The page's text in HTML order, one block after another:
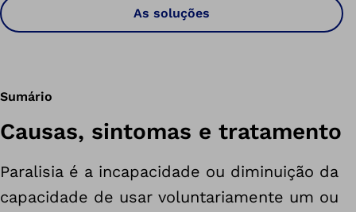
As soluções
Sumário
Causas, sintomas e tratamento
Paralisia é a incapacidade ou diminuição da
capacidade de usar voluntariamente um ou